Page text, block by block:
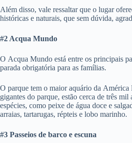
Além disso, vale ressaltar que o lugar
históricas e naturais, que sem dúvida,
#2 Acqua Mundo
O Acqua Mundo está entre os principais
parada obrigatória para as famílias.
O parque tem o maior aquário da América
gigantes do parque, estão cerca de três
espécies, como peixe de água doce e
arraias, tartarugas, répteis e lobo marinho.
#3 Passeios de barco e escuna